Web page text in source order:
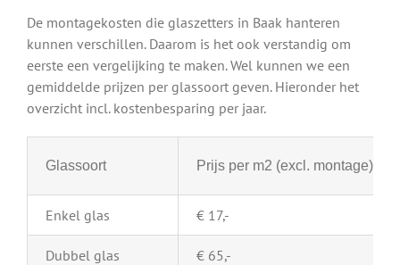
De montagekosten die glaszetters in Baak hanteren
kunnen verschillen. Daarom is het ook verstandig om
eerste een vergelijking te maken. Wel kunnen we een
gemiddelde prijzen per glassoort geven. Hieronder het
overzicht incl. kostenbesparing per jaar.
Glassoort Prijs per m2 (excl. montage)
Enkel glas € 17,-
Dubbel glas € 65,-